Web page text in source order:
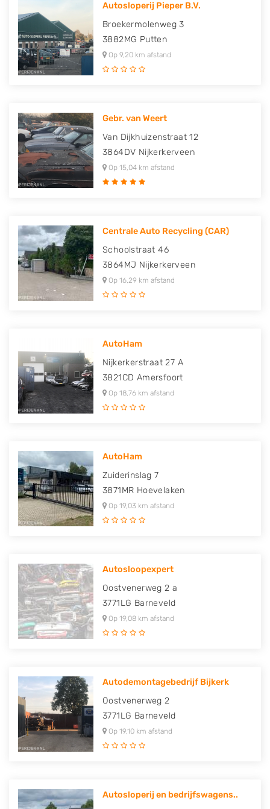
Autosloperij Pieper B.V.
Broekermolenweg 3
3882MG Putten
Op 9,20 km afstand
Gebr. van Weert
Van Dijkhuizenstraat 12
3864DV Nijkerkerveen
Op 15,04 km afstand
Centrale Auto Recycling (CAR)
Schoolstraat 46
3864MJ Nijkerkerveen
Op 16,29 km afstand
AutoHam
Nijkerkerstraat 27 A
3821CD Amersfoort
Op 18,76 km afstand
AutoHam
Zuiderinslag 7
3871MR Hoevelaken
Op 19,03 km afstand
Autosloopexpert
Oostvenerweg 2 a
3771LG Barneveld
Op 19,08 km afstand
Autodemontagebedrijf Bijkerk
Oostvenerweg 2
3771LG Barneveld
Op 19,10 km afstand
Autosloperij en bedrijfswagens..